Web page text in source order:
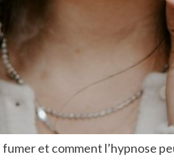
et comment l’hypnose